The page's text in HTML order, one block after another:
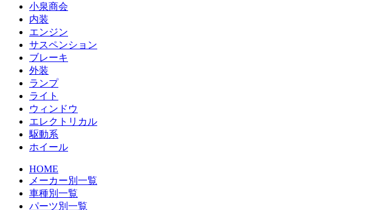
小泉商会
内装
エンジン
サスペンション
ブレーキ
外装
ランプ
ライト
ウィンドウ
エレクトリカル
駆動系
ホイール
HOME
メーカー別一覧
車種別一覧
パーツ別一覧